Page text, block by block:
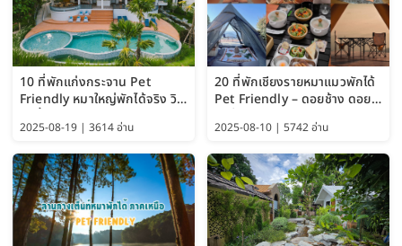
10 ที่พักแก่งกระจาน Pet
Friendly หมาใหญ่พักได้จริง วิว
แม่น้ำเพชรบุรี 2569 จัดไปเน้นๆ
2025-08-19 | 3614 อ่าน
20 ที่พักเชียงรายหมาแมวพักได้
Pet Friendly – ดอยช้าง ดอย
ผาตั้ง แม่สลอง อัปเดต 2569
2025-08-10 | 5742 อ่าน